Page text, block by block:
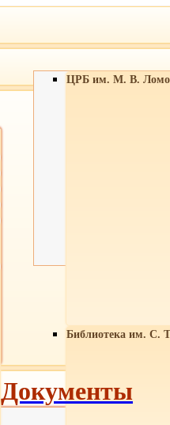
ЦРБ им. М. В.
Библиотека им. С.
Документы